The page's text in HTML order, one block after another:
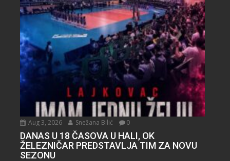
Aug 3, 2026 Snežana Bilić 0
DANAS U 18 ČASOVA U HALI, OK
ŽELEZNIČAR PREDSTAVLJA TIM ZA NOVU
SEZONU